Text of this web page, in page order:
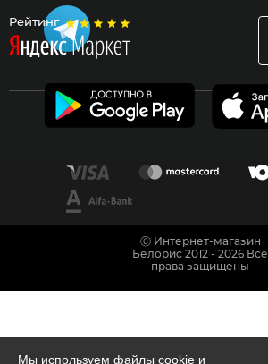
Рейтинг
Мы используем файлы cookie и
Ⓒ Интернет-магазин
Белорис 2012 - 2026 Все
права защищены